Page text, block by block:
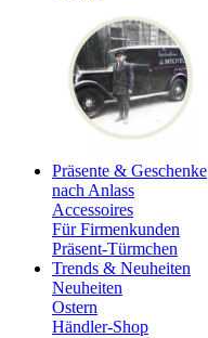
Präsente & Geschenke
nach Anlass
Accessoires
Für Firmenkunden
Präsent-Türmchen
Trends & Neuheiten
Neuheiten
Ostern
Händler-Shop